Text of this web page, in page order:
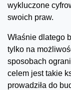
wykluczone
swoich praw.
Właśnie dlatego
tylko na
sposobach
celem jest takie
prowadziła do